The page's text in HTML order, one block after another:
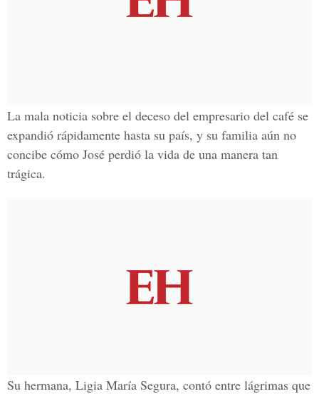
La mala noticia sobre el deceso del empresario del café se
expandió rápidamente hasta su país, y su familia aún no
concibe cómo José perdió la vida de una manera tan
trágica.
Su hermana, Ligia María Segura, contó entre lágrimas que